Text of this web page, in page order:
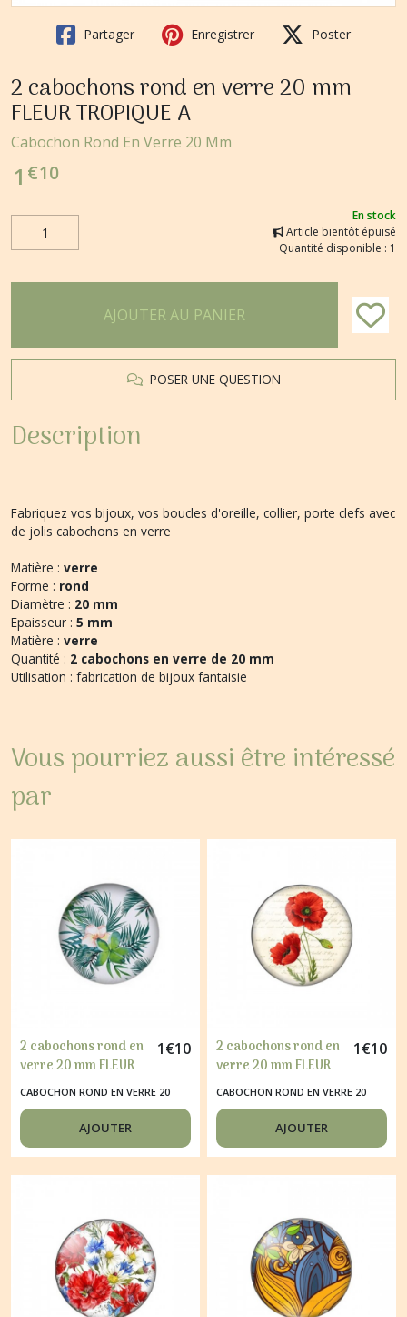
Partager Enregistrer Poster
2 cabochons rond en verre 20 mm
FLEUR TROPIQUE A
Cabochon Rond En Verre 20 Mm
1 €10
En stock
Article bientôt épuisé
Quantité disponible : 1
AJOUTER AU PANIER
POSER UNE QUESTION
Description
Fabriquez vos bijoux, vos boucles d'oreille, collier, porte clefs avec
de jolis cabochons en verre
Matière : verre
Forme : rond
Diamètre : 20 mm
Epaisseur : 5 mm
Matière : verre
Quantité : 2 cabochons en verre de 20 mm
Utilisation : fabrication de bijoux fantaisie
Vous pourriez aussi être intéressé
par
2 cabochons rond en
verre 20 mm FLEUR
TROPIQUE B
1€10
CABOCHON ROND EN VERRE 20
MM
AJOUTER
2 cabochons rond en
verre 20 mm FLEUR
COQUELICOT
ECRITURE
1€10
CABOCHON ROND EN VERRE 20
MM
AJOUTER